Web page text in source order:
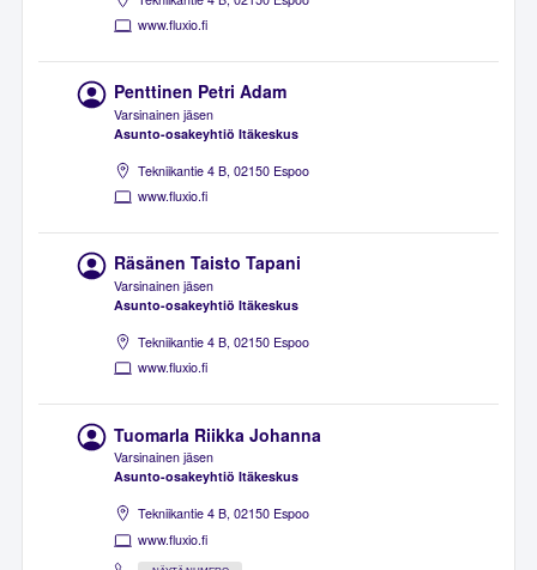
www.fluxio.fi
Penttinen Petri Adam
Varsinainen jäsen
Asunto-osakeyhtiö Itäkeskus
Tekniikantie 4 B, 02150 Espoo
www.fluxio.fi
Räsänen Taisto Tapani
Varsinainen jäsen
Asunto-osakeyhtiö Itäkeskus
Tekniikantie 4 B, 02150 Espoo
www.fluxio.fi
Tuomarla Riikka Johanna
Varsinainen jäsen
Asunto-osakeyhtiö Itäkeskus
Tekniikantie 4 B, 02150 Espoo
www.fluxio.fi